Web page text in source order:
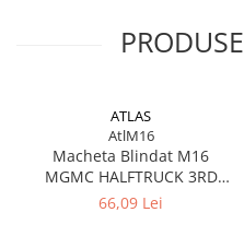
COSTUME PETRECERE ADULTI
COSTUME SI ACCESORII
TRICOURI TEMATICE 3D
ATLAS
AtlM16
Macheta Blindat M16
MGMC HALFTRUCK 3RD
ARM DIV AACHEN 1944 1/43
66,09 Lei